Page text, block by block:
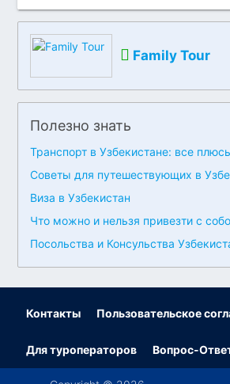
Family Tour
Полезно знать
Транспорт в Узбекистане: все
Советы для путешествующих в
Виза в Узбекистан
Что можно и нельзя привезти с
Посольства и Консульства
Контакты Пользовательское
Для туроператоров Вопрос-